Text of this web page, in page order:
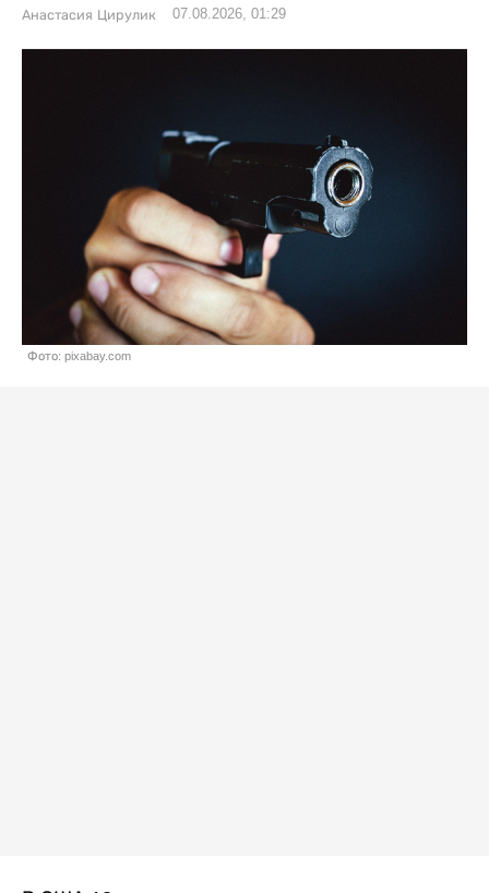
Анастасия Цирулик 07.08.2026, 01:29
Фото: pixabay.com